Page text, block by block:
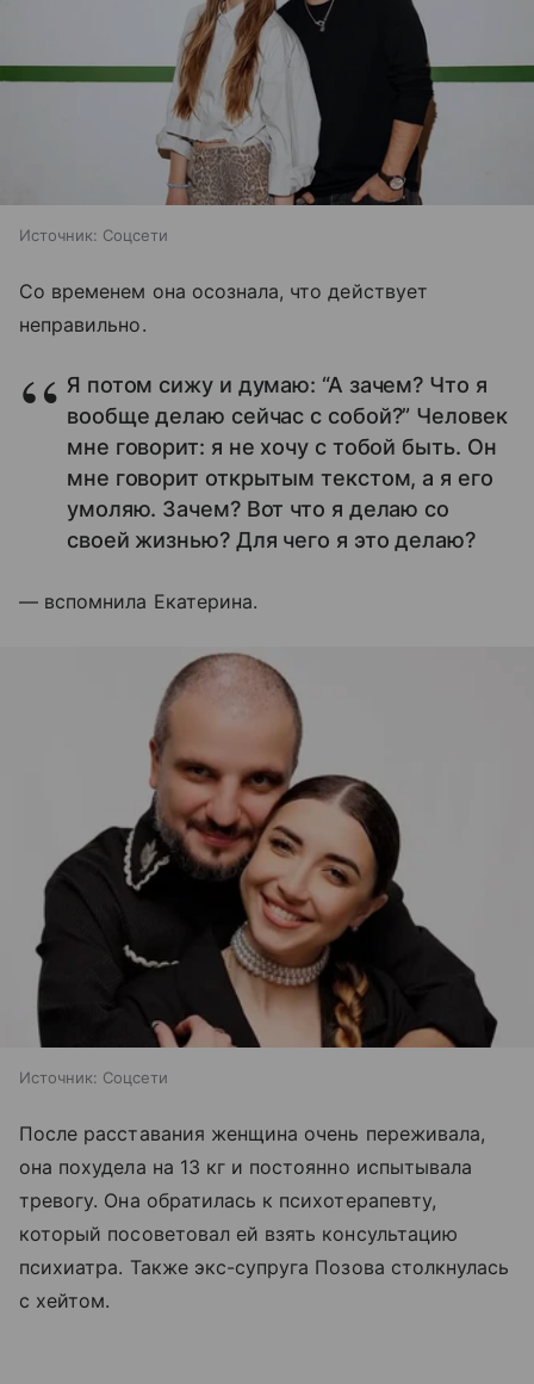
Источник: Соцсети
Со временем она осознала, что действует
неправильно.
Я потом сижу и думаю: “А зачем? Что я
вообще делаю сейчас с собой?” Человек
мне говорит: я не хочу с тобой быть. Он
мне говорит открытым текстом, а я его
умоляю. Зачем? Вот что я делаю со
своей жизнью? Для чего я это делаю?
— вспомнила Екатерина.
Источник: Соцсети
После расставания женщина очень переживала,
она похудела на 13 кг и постоянно испытывала
тревогу. Она обратилась к психотерапевту,
который посоветовал ей взять консультацию
психиатра. Также экс-супруга Позова столкнулась
с хейтом.